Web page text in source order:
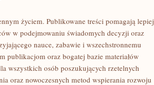
życiem. Publikowane treści pomagają lepiej
w podejmowaniu świadomych decyzji oraz
nauce, zabawie i wszechstronnemu
publikacjom oraz bogatej bazie materiałów
wszystkich osób poszukujących rzetelnych
oraz nowoczesnych metod wspierania rozwoju